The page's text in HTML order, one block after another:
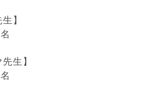
】
生】